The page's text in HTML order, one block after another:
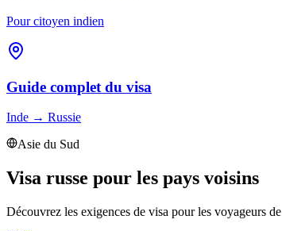
Pour citoyen indien
Guide complet du visa
Inde → Russie
Asie du Sud
Visa russe pour les pays voisins
Découvrez les exigences de visa pour les voyageurs de